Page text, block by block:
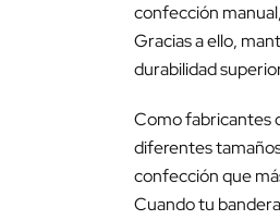
confección
Gracias a ello,
durabilidad
Como fabricantes
diferentes
confección que
Cuando tu